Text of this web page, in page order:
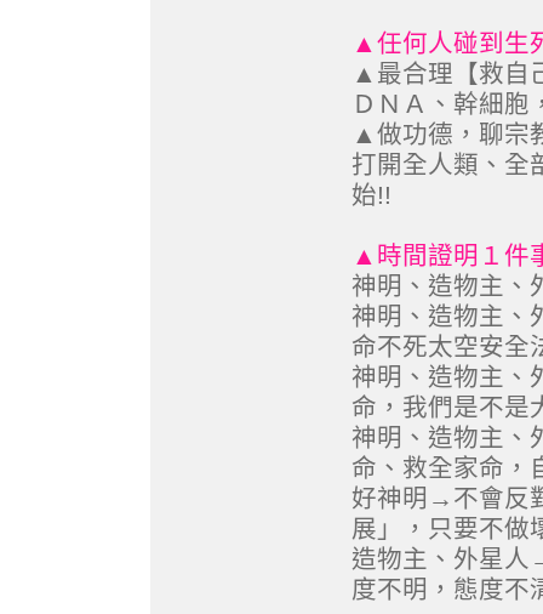
▲任何人碰到生
▲最合理【救自
ＤＮＡ、幹細胞
▲做功德，聊宗
打開全人類、全
始!!
▲時間證明１件
神明、造物主、
神明、造物主、
命不死太空安全
神明、造物主、
命，我們是不是
神明、造物主、
命、救全家命，
好神明→不會反
展」，只要不做
造物主、外星人
度不明，態度不